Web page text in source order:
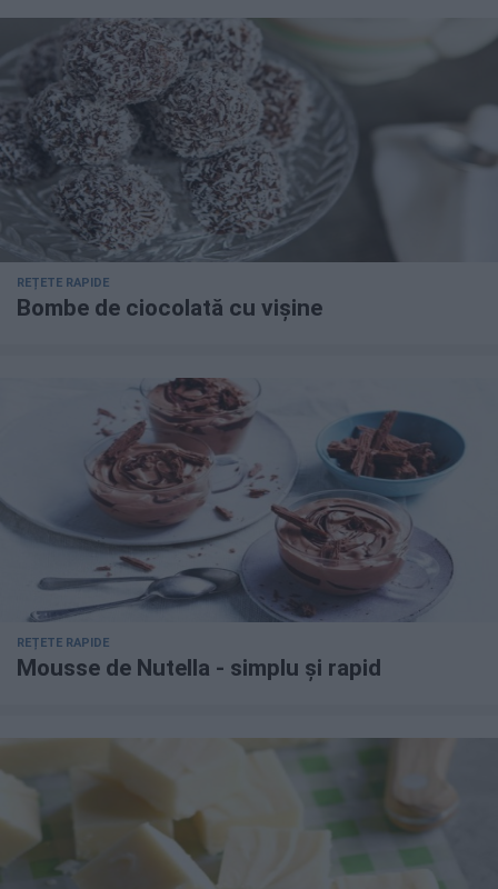
REȚETE RAPIDE
Bombe de ciocolată cu vișine
REȚETE RAPIDE
Mousse de Nutella - simplu și rapid